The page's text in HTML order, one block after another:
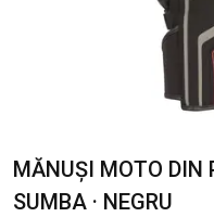
MĂNUȘI MOTO DIN
SUMBA · NEGRU